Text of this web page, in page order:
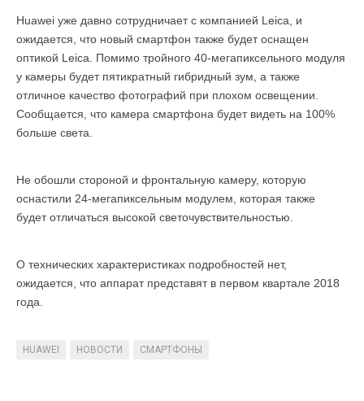
Huawei уже давно сотрудничает с компанией Leica, и
ожидается, что новый смартфон также будет оснащен
оптикой Leica. Помимо тройного 40-мегапиксельного модуля
у камеры будет пятикратный гибридный зум, а также
отличное качество фотографий при плохом освещении.
Сообщается, что камера смартфона будет видеть на 100%
больше света.
Не обошли стороной и фронтальную камеру, которую
оснастили 24-мегапиксельным модулем, которая также
будет отличаться высокой светочувствительностью.
О технических характеристиках подробностей нет,
ожидается, что аппарат представят в первом квартале 2018
года.
HUAWEI НОВОСТИ СМАРТФОНЫ